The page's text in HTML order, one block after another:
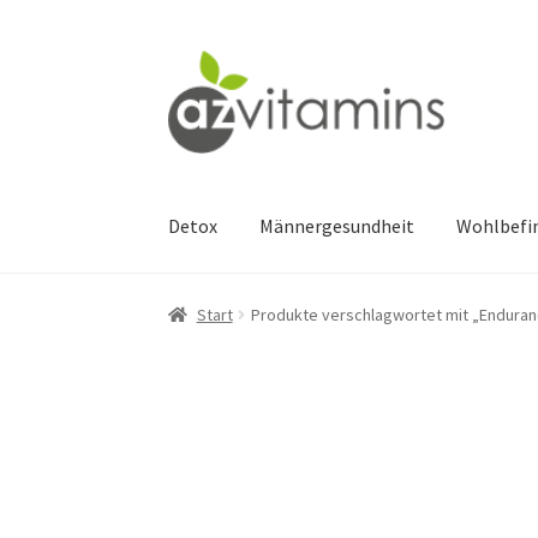
Navigation
springen
Zum
Inhalt
springen
Detox Männergesundheit
Start Produkte verschlagwortet mit